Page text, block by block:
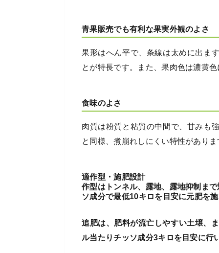
青果販売でも有利な果実外観のよさ
果形はへん平で、条線は太めに出ま
とが特長です。また、果肉色は濃黄
食味のよさ
肉質は粉質と粘質の中間で、甘みも
と同様、煮崩れしにくい特性がありま
適作型・施肥設計
作型はトンネル、露地、露地抑制ま
ソ成分で最低10キロを目安に元肥を
追肥は、肥料が流亡しやすい土壌、
ル当たりチッソ成分3キロを目安に行